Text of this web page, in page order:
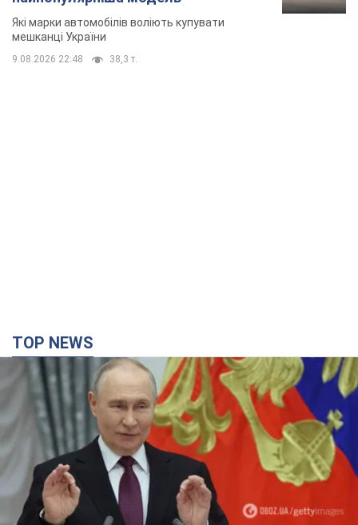
Які марки автомобілів воліють купувати
мешканці України
9.08.2026 22:48 38,3 т.
TOP NEWS